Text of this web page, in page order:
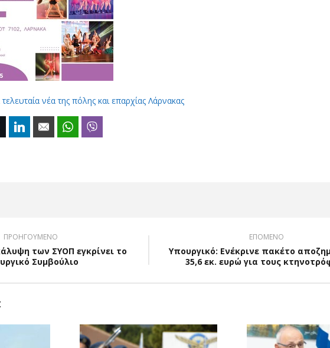
νέα της πόλης και επαρχίας Λάρνακας
Twitter LinkedIn Email WhatsApp
ΠΡΟΗΓΟΥΜΕΝΟ
των ΣΥΟΠ εγκρίνει το
Συμβούλιο
ΕΠΟΜΕΝΟ
Υπουργικό: Ενέκρινε πακέτο
35,6 εκ. ευρώ για τους